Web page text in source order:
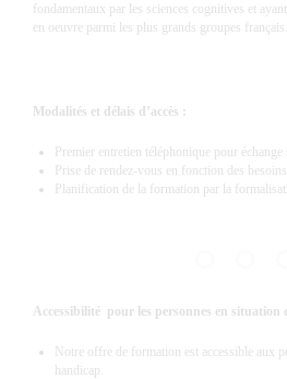
fondamentaux par les sciences cognitives et
en oeuvre parmi les plus grands groupes français.
Modalités et délais d’accès :
Premier entretien téléphonique pour
Prise de rendez-vous en fonction des
Planification de la formation par la
Accessibilité pour les personnes en situation
Notre offre de formation est accessible aux
handicap.